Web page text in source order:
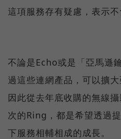
這項服務存有疑慮，表示不
不論是Echo或是「亞馬遜
過這些連網產品，可以擴
因此從去年底收購的無線
次的Ring，都是希望透過
下服務相輔相成的成長。